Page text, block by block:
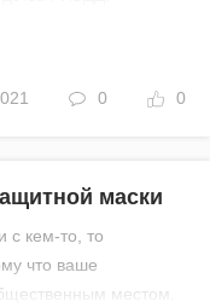
0 0
маски
с кем-то, то
что ваше
местом.